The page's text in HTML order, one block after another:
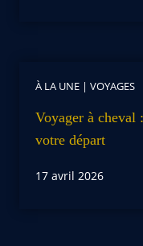
À LA UNE | VOYAGES
Voyager à cheval
votre départ
17 avril 2026